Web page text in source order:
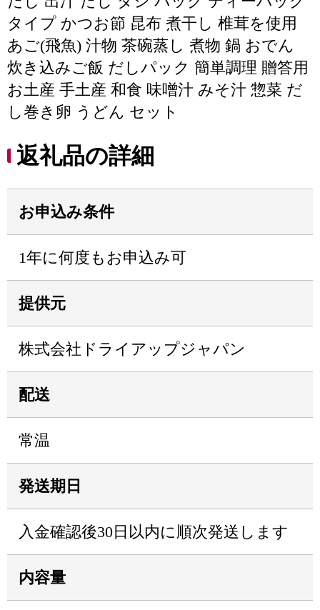
タイプ かつお節 昆布 煮干し 椎茸を使用
あご(飛魚) 汁物 茶碗蒸し 煮物 鍋 おでん
炊き込みご飯 だしパック 簡単調理 贈答用
お土産 手土産 和食 味噌汁 みそ汁 惣菜 だ
し巻き卵 うどん セット
返礼品の詳細
お申込み条件
1年に何度もお申込み可
提供元
株式会社ドライアップジャパン
配送
常温
発送期日
入金確認後30日以内に順次発送します
内容量